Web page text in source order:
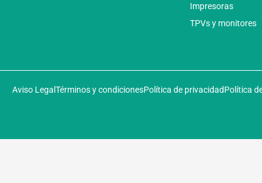
Impresoras
TPVs y monitores
Aviso Legal Términos y condicionesPolítica de privacidadPolítica